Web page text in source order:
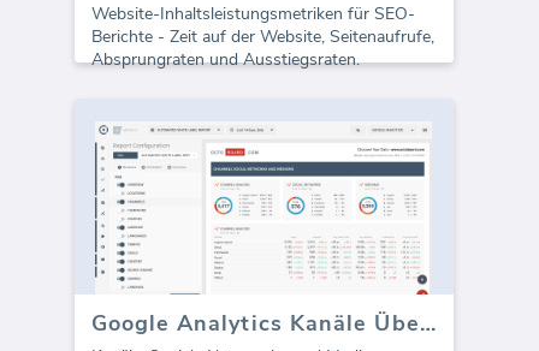
Website-Inhaltsleistungsmetriken für SEO-
Berichte - Zeit auf der Website, Seitenaufrufe,
Absprungraten und Ausstiegsraten.
Google Analytics Kanäle Übersicht (Bericht)